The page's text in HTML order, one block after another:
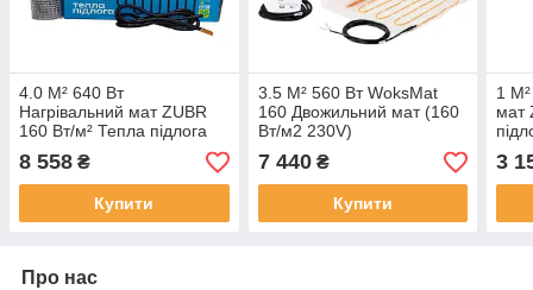
4.0 М² 640 Вт
Нагрівальний мат ZUBR
160 Вт/м² Тепла підлога
електрична
8 558 ₴
Купити
3.5 М² 560 Вт WoksMat
160 Двожильний мат (160
Вт/м2 230V)
7 440₴
Купити
1 М²
мат
3
Про нас